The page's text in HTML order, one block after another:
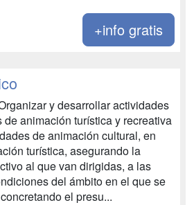
+info gratis
y desarrollar actividades
animación turística y recreativa
de animación cultural, en
turística, asegurando la
al que van dirigidas, a las
del ámbito en el que se
el presu...